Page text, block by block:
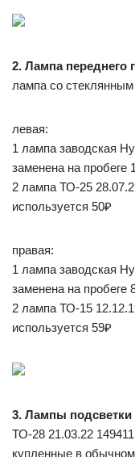
2. Лампа переднего
лампа со
левая:
1 лампа заводская
заменена на пробеге
2 лампа ТО-25
используется 50₽
правая:
1 лампа заводская
заменена на пробеге
2 лампа ТО-15
используется 59₽
3. Лампы подсветки
ТО-28 21.03.22
купленные в